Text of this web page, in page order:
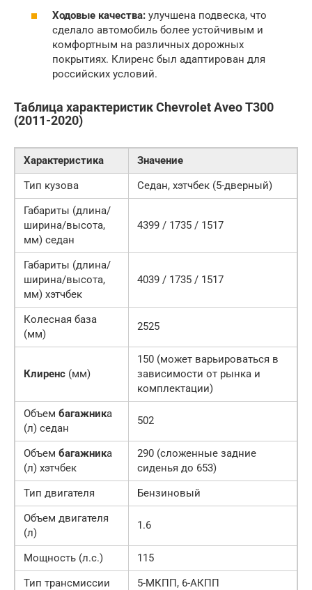
Ходовые качества: улучшена подвеска, что
сделало автомобиль более устойчивым и
комфортным на различных дорожных
покрытиях. Клиренс был адаптирован для
российских условий.
Таблица характеристик Chevrolet Aveo T300
(2011-2020)
Характеристика
Значение
Тип кузова
Седан, хэтчбек (5-дверный)
Габариты (длина/
ширина/высота,
мм) седан
4399 / 1735 / 1517
Габариты (длина/
ширина/высота,
мм) хэтчбек
4039 / 1735 / 1517
Колесная база
(мм)
2525
Клиренс (мм)
150 (может варьироваться в
зависимости от рынка и
комплектации)
Объем багажника
(л) седан
502
Объем багажника
(л) хэтчбек
290 (сложенные задние
сиденья до 653)
Тип двигателя
Бензиновый
Объем двигателя
(л)
1.6
Мощность (л.с.)
115
Тип трансмиссии
5-МКПП, 6-АКПП